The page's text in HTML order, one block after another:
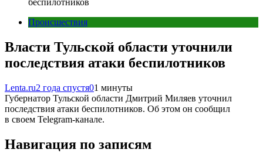
беспилотников
Происшествия
Власти Тульской области уточнили
последствия атаки беспилотников
Lenta.ru2 года спустя01 минуты
Губернатор Тульской области Дмитрий Миляев уточнил
последствия атаки беспилотников. Об этом он сообщил
в своем Telegram-канале.
Навигация по записям